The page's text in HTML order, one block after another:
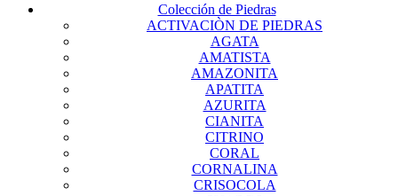
Colección de Piedras
ACTIVACIÒN DE PIEDRAS
AGATA
AMATISTA
AMAZONITA
APATITA
AZURITA
CIANITA
CITRINO
CORAL
CORNALINA
CRISOCOLA